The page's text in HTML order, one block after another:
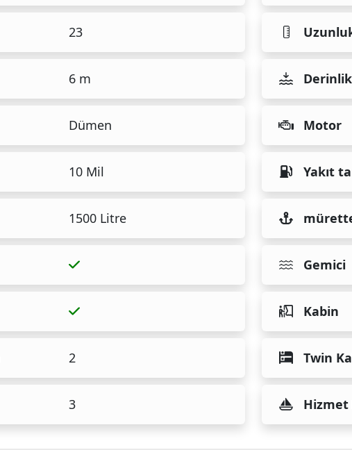
23
6 m Derinlik
Dümen Motor
10 Mil Yakıt
1500 Litre
Gemici
Kabin
2 Twin
3 Hizmet